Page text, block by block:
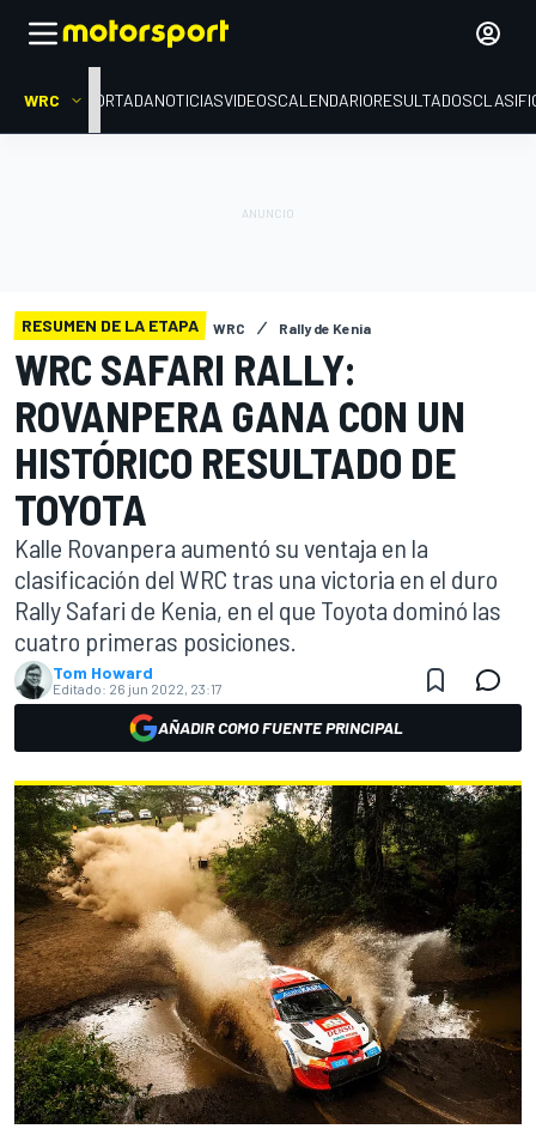
WRC PORTADANOTICIASVIDEOSCALENDARIORESULTADOS
RESUMEN DE LA ETAPA WRC Rally de Kenia
WRC SAFARI RALLY:
ROVANPERA GANA CON UN
HISTÓRICO RESULTADO DE
TOYOTA
Kalle Rovanpera aumentó su ventaja en la
clasificación del WRC tras una victoria en el duro
Rally Safari de Kenia, en el que Toyota dominó las
cuatro primeras posiciones.
Tom Howard
Editado: 26 jun 2022, 23:17
AÑADIR COMO FUENTE PRINCIPAL